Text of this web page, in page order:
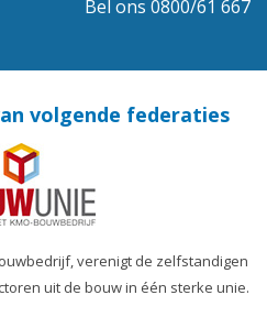
Bel ons 0800/61 667
volgende federaties
verenigt de zelfstandigen
uit de bouw in één sterke unie.